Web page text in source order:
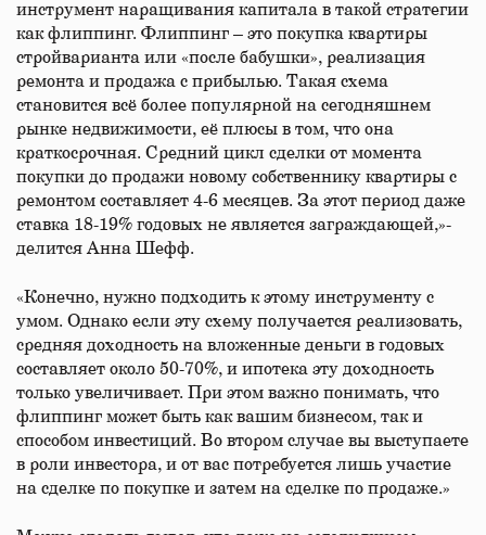
инструмент наращивания капитала в такой стратегии
как флиппинг. Флиппинг – это покупка квартиры
стройварианта или «после бабушки», реализация
ремонта и продажа с прибылью. Такая схема
становится всё более популярной на сегодняшнем
рынке недвижимости, её плюсы в том, что она
краткосрочная. Средний цикл сделки от момента
покупки до продажи новому собственнику квартиры с
ремонтом составляет 4-6 месяцев. За этот период даже
ставка 18-19% годовых не является заграждающей,»-
делится Анна Шефф.
«Конечно, нужно подходить к этому инструменту с
умом. Однако если эту схему получается реализовать,
средняя доходность на вложенные деньги в годовых
составляет около 50-70%, и ипотека эту доходность
только увеличивает. При этом важно понимать, что
флиппинг может быть как вашим бизнесом, так и
способом инвестиций. Во втором случае вы выступаете
в роли инвестора, и от вас потребуется лишь участие
на сделке по покупке и затем на сделке по продаже.»